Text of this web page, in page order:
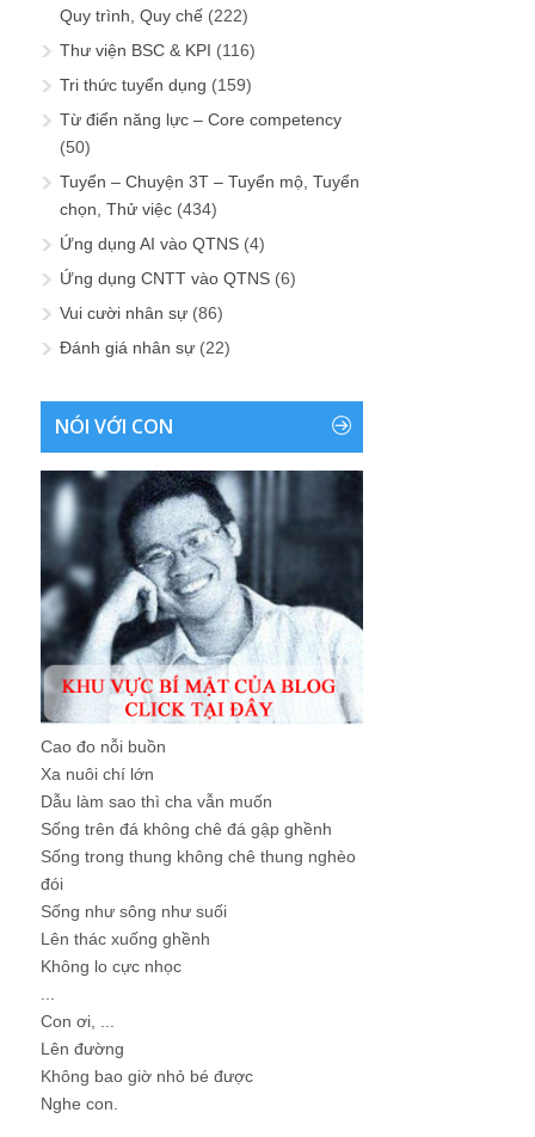
Quy trình, Quy chế (222)
Thư viện BSC & KPI (116)
Tri thức tuyển dụng (159)
Từ điển năng lực – Core competency
(50)
Tuyển – Chuyện 3T – Tuyển mộ, Tuyển
chọn, Thử việc (434)
Ứng dụng AI vào QTNS (4)
Ứng dụng CNTT vào QTNS (6)
Vui cười nhân sự (86)
Đánh giá nhân sự (22)
NÓI VỚI CON
Cao đo nỗi buồn
Xa nuôi chí lớn
Dẫu làm sao thì cha vẫn muốn
Sống trên đá không chê đá gập ghềnh
Sống trong thung không chê thung nghèo
đói
Sống như sông như suối
Lên thác xuống ghềnh
Không lo cực nhọc
...
Con ơi, ...
Lên đường
Không bao giờ nhỏ bé được
Nghe con.